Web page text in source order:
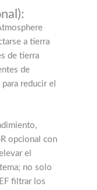
a tierra
de tierra
de
reducir el
opcional con
el
no solo
filtrar los